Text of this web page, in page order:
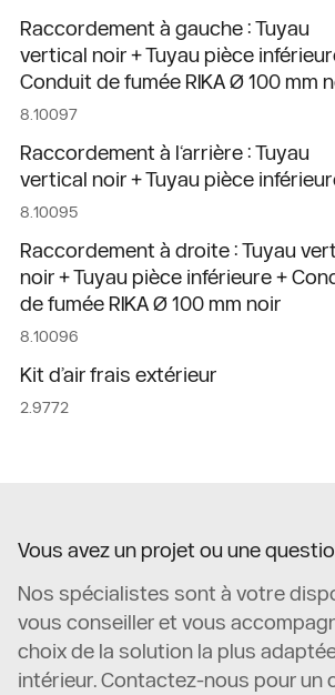
Raccordement à gauche : Tuyau
vertical noir + Tuyau pièce
Conduit de fumée RIKA Ø 100 mm
8.10097
Raccordement à l‘arrière : Tuyau
vertical noir + Tuyau pièce
8.10095
Raccordement à droite : Tuyau
noir + Tuyau pièce inférieure +
de fumée RIKA Ø 100 mm noir
8.10096
Kit d’air frais extérieur
2.9772
Vous avez un projet ou une
Nos spécialistes sont à votre
vous conseiller et vous
choix de la solution la plus
intérieur. Contactez-nous pour un